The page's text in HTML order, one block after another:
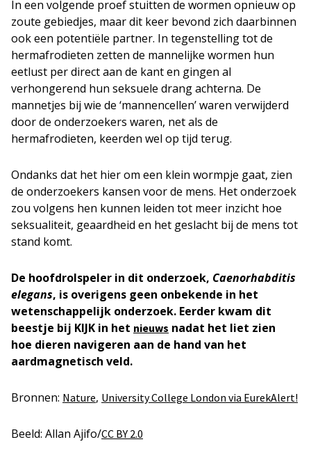
In een volgende proef stuitten de wormen opnieuw op
zoute gebiedjes, maar dit keer bevond zich daarbinnen
ook een potentiële partner. In tegenstelling tot de
hermafrodieten zetten de mannelijke wormen hun
eetlust per direct aan de kant en gingen al
verhongerend hun seksuele drang achterna. De
mannetjes bij wie de ‘mannencellen’ waren verwijderd
door de onderzoekers waren, net als de
hermafrodieten, keerden wel op tijd terug.
Ondanks dat het hier om een klein wormpje gaat, zien
de onderzoekers kansen voor de mens. Het onderzoek
zou volgens hen kunnen leiden tot meer inzicht hoe
seksualiteit, geaardheid en het geslacht bij de mens tot
stand komt.
De hoofdrolspeler in dit onderzoek, Caenorhabditis
elegans, is overigens geen onbekende in het
wetenschappelijk onderzoek. Eerder kwam dit
beestje bij KIJK in het nieuws nadat het liet zien
hoe dieren navigeren aan de hand van het
aardmagnetisch veld.
Bronnen: Nature, University College London via EurekAlert!
Beeld: Allan Ajifo/CC BY 2.0